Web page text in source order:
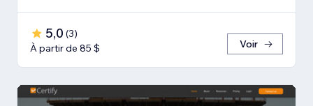
5,0 (3)
À partir de 85 $
Voir